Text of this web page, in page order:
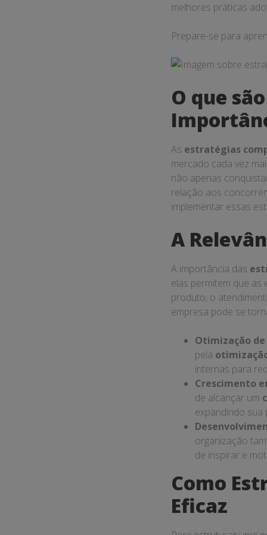
melhores práticas
Prepare-se para
O que
As estratégias
mercado cada vez
não apenas
relação aos
implementar essas
A
A importância das
elas permitem que as
produto, o
empresa pode se
Otimização de
pela
internas para
Crescimento
de alcançar um
expandindo sua
organização
de inspirar e
Como
Eficaz